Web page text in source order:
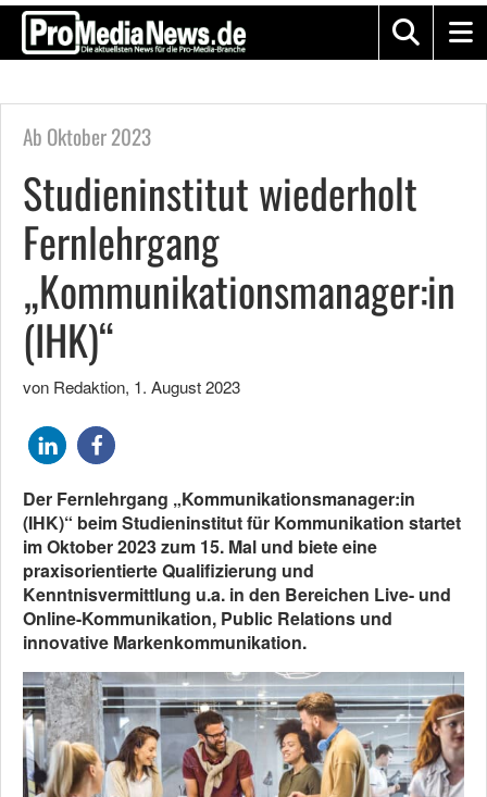
Ab Oktober 2023
Studieninstitut wiederholt
Fernlehrgang
„Kommunikationsmanager:in
(IHK)“
von Redaktion, 1. August 2023
Der Fernlehrgang „Kommunikationsmanager:in
(IHK)“ beim Studieninstitut für Kommunikation startet
im Oktober 2023 zum 15. Mal und biete eine
praxisorientierte Qualifizierung und
Kenntnisvermittlung u.a. in den Bereichen Live- und
Online-Kommunikation, Public Relations und
innovative Markenkommunikation.